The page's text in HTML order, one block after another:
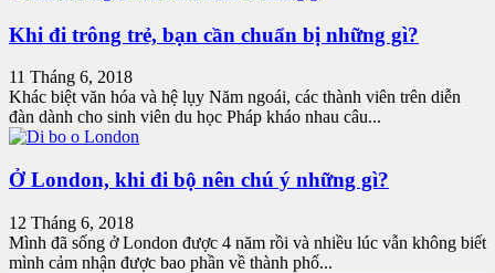
Khi đi trông trẻ, bạn cần chuẩn bị những gì?
11 Tháng 6, 2018
Khác biệt văn hóa và hệ lụy Năm ngoái, các thành viên trên diễn
đàn dành cho sinh viên du học Pháp kháo nhau câu...
Ở London, khi đi bộ nên chú ý những gì?
12 Tháng 6, 2018
Mình đã sống ở London được 4 năm rồi và nhiều lúc vẫn không biết
mình cảm nhận được bao phần về thành phố...